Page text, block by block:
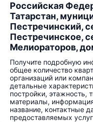
Российская
Татарстан,
Пестречинский,
Пестречинское,
Мелиораторов,
Получите подробную
общее количество
организаций или
детальные
постройки, этажность,
материалы,
название, контактные
предоставляемых услуг